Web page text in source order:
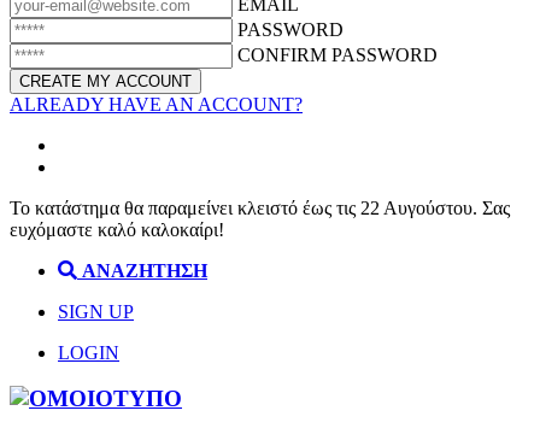
PASSWORD
CONFIRM PASSWORD
ALREADY HAVE AN ACCOUNT?
Το κατάστημα θα παραμείνει κλειστό έως τις 22 Αυγούστου. Σας
ευχόμαστε καλό καλοκαίρι!
ΑΝΑΖΗΤΗΣΗ
SIGN UP
LOGIN